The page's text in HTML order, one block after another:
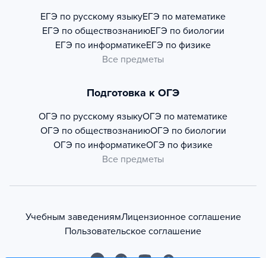
ЕГЭ по русскому языкуЕГЭ по математике
ЕГЭ по обществознаниюЕГЭ по биологии
ЕГЭ по информатикеЕГЭ по физике
Все предметы
Подготовка к ОГЭ
ОГЭ по русскому языкуОГЭ по математике
ОГЭ по обществознаниюОГЭ по биологии
ОГЭ по информатикеОГЭ по физике
Все предметы
Учебным заведениямЛицензионное соглашение
Пользовательское соглашение